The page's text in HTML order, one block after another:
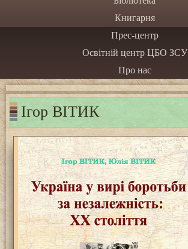
Книгарня
Прес-центр
Освітній центр ЦБО ЗСУ
Про нас
Ігор ВІТИК